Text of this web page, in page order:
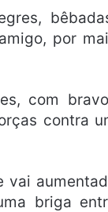
por
com
contra
vai
briga